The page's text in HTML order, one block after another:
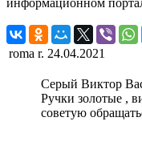
информационном
roma r. 24.04.2021
Серый Виктор
Ручки золотые ,
советую